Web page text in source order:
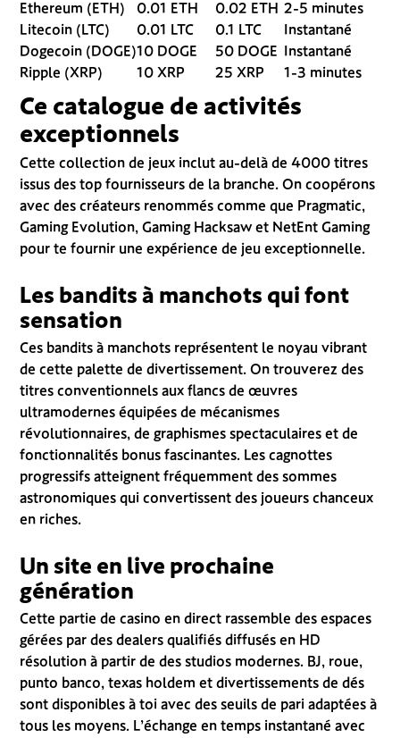
Ethereum (ETH)
0.01 ETH 0.02 ETH 2-5 minutes
Litecoin (LTC)
0.01 LTC 0.1 LTC
Instantané
Dogecoin (DOGE)10 DOGE 50 DOGE
Instantané
Ripple (XRP)
10 XRP 25 XRP 1-3 minutes
Ce catalogue de activités
exceptionnels
Cette collection de jeux inclut au-delà de 4000 titres
issus des top fournisseurs de la branche. On coopérons
avec des créateurs renommés comme que Pragmatic,
Gaming Evolution, Gaming Hacksaw et NetEnt Gaming
pour te fournir une expérience de jeu exceptionnelle.
Les bandits à manchots qui font
sensation
Ces bandits à manchots représentent le noyau vibrant
de cette palette de divertissement. On trouverez des
titres conventionnels aux flancs de œuvres
ultramodernes équipées de mécanismes
révolutionnaires, de graphismes spectaculaires et de
fonctionnalités bonus fascinantes. Les cagnottes
progressifs atteignent fréquemment des sommes
astronomiques qui convertissent des joueurs chanceux
en riches.
Un site en live prochaine
génération
Cette partie de casino en direct rassemble des espaces
gérées par des dealers qualifiés diffusés en HD
résolution à partir de des studios modernes. BJ, roue,
punto banco, texas holdem et divertissements de dés
sont disponibles à toi avec des seuils de pari adaptées à
tous les moyens. L’échange en temps instantané avec